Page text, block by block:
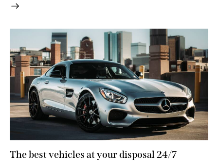
The best vehicles at your disposal 24/7